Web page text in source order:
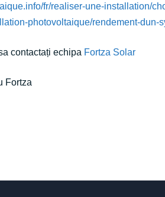
fr/realiser-une-installation/
photovoltaique/rendement-dun-
contactați echipa Fortza Solar
Fortza